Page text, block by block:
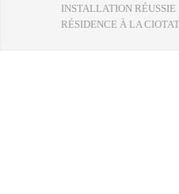
INSTALLATION
RÉSIDENCE À LA